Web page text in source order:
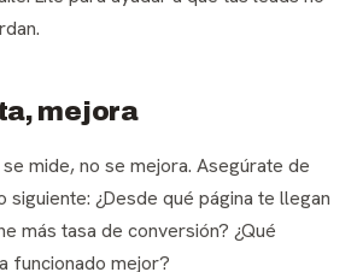
mejora
mide, no se mejora. Asegúrate de
¿Desde qué página te llegan
más tasa de conversión? ¿Qué
funcionado mejor?